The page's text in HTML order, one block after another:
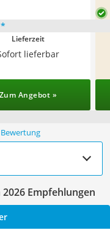
*
Lieferzeit
lieferbar
Zum Angebot »
Empfehlungen